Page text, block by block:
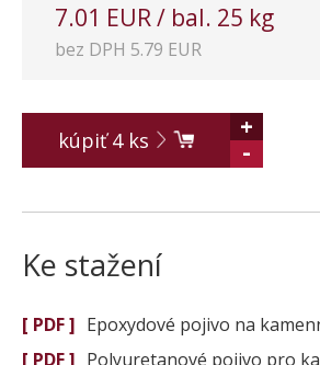
7.01 EUR / bal. 25 kg
bez DPH 5.79 EUR
kúpiť4ks
+
-
Ke stažení
[ PDF ] Epoxydové pojivo na
[ PDF ] Polyuretanové pojivo pro